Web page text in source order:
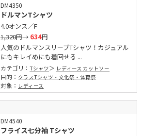
DM4350
ドルマンTシャツ
4.0オンス／F
1,320円→ 634円
人気のドルマンスリーブTシャツ！カジュアル
にもキレイめにも着回せる ...
カテゴリ： Tシャツ レディース カットソー
目的： クラスTシャツ・文化祭・体育祭
対象： レディース
DM4540
フライス七分袖 Tシャツ